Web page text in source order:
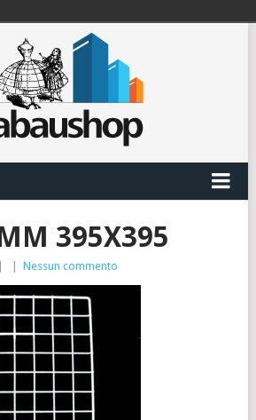
395X395
Nessun commento